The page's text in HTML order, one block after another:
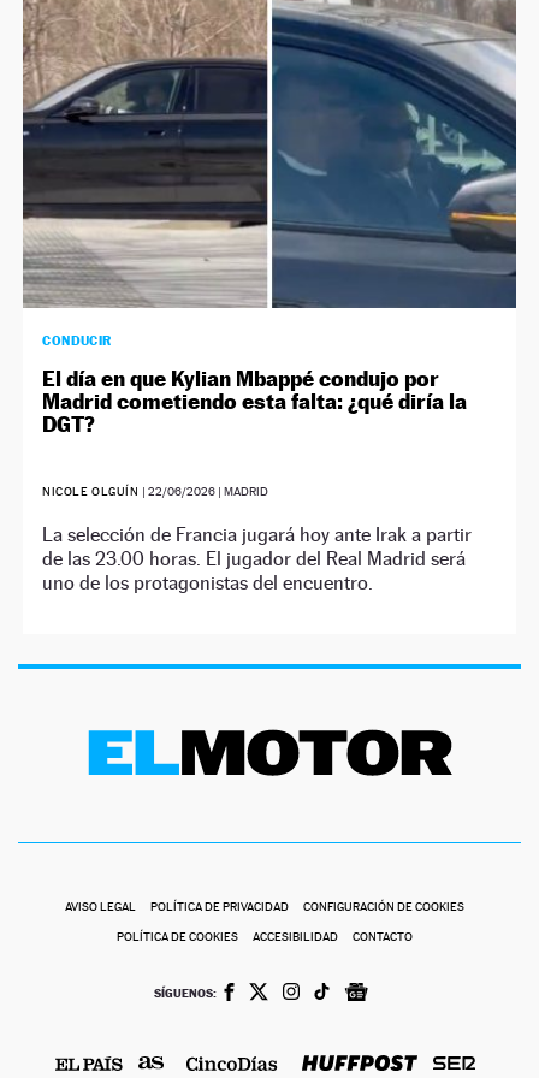
NEWSLETTER
SÍGUENOS
CONDUCIR
El día en que Kylian Mbappé condujo por
Madrid cometiendo esta falta: ¿qué diría la
DGT?
NICOLE OLGUÍN | 22/06/2026| MADRID
La selección de Francia jugará hoy ante Irak a partir
de las 23.00 horas. El jugador del Real Madrid será
uno de los protagonistas del encuentro.
AVISO LEGAL POLÍTICA DE PRIVACIDAD CONFIGURACIÓN DE COOKIES
POLÍTICA DE COOKIES ACCESIBILIDAD CONTACTO
SÍGUENOS: